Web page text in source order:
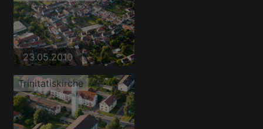
23.05.2010
Trinitatiskirche